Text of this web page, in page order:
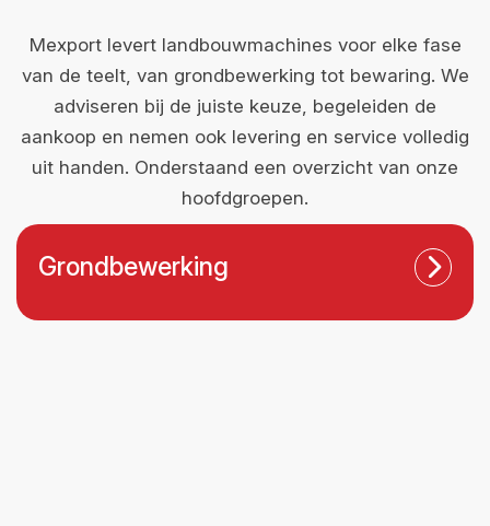
Mexport levert landbouwmachines voor elke fase
van de teelt, van grondbewerking tot bewaring. We
adviseren bij de juiste keuze, begeleiden de
aankoop en nemen ook levering en service volledig
uit handen. Onderstaand een overzicht van onze
hoofdgroepen.
Grondbewerking